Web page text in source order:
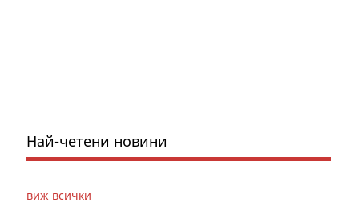
Най-четени новини
виж всички